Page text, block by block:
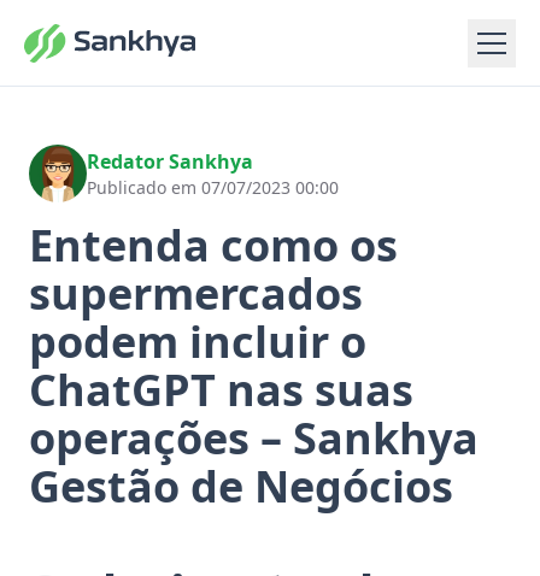
Redator Sankhya
Publicado em 07/07/2023 00:00
Entenda como os
supermercados
podem incluir o
ChatGPT nas suas
operações – Sankhya
Gestão de Negócios